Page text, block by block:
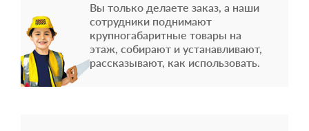
Вы только делаете заказ, а наши
сотрудники поднимают
крупногабаритные товары на
этаж, собирают и устанавливают,
рассказывают, как использовать.